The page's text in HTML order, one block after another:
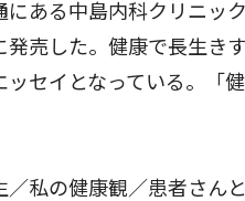
ある中島内科クリニッ
発売した。健康で長生き
ッセイとなっている。「
私の健康観／患者さん